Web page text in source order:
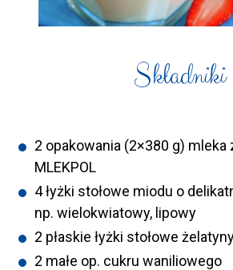
Składniki
2 opakowania (2×380 g) mleka
MLEKPOL
4 łyżki stołowe miodu o
np. wielokwiatowy, lipowy
2 płaskie łyżki stołowe
2 małe op. cukru waniliowego